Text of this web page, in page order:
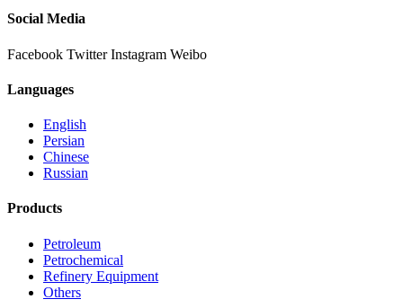
Social Media
Facebook Twitter Instagram Weibo
Languages
English
Persian
Chinese
Russian
Products
Petroleum
Petrochemical
Refinery Equipment
Others